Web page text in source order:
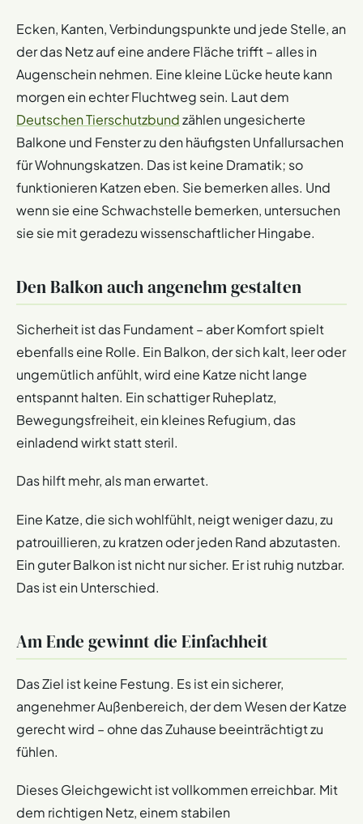
Ecken, Kanten, Verbindungspunkte und jede Stelle, an
der das Netz auf eine andere Fläche trifft – alles in
Augenschein nehmen. Eine kleine Lücke heute kann
morgen ein echter Fluchtweg sein. Laut dem
Deutschen Tierschutzbundzählen ungesicherte
Balkone und Fenster zu den häufigsten Unfallursachen
für Wohnungskatzen. Das ist keine Dramatik; so
funktionieren Katzen eben. Sie bemerken alles. Und
wenn sie eine Schwachstelle bemerken, untersuchen
sie sie mit geradezu wissenschaftlicher Hingabe.
Den Balkon auch angenehm gestalten
Sicherheit ist das Fundament – aber Komfort spielt
ebenfalls eine Rolle. Ein Balkon, der sich kalt, leer oder
ungemütlich anfühlt, wird eine Katze nicht lange
entspannt halten. Ein schattiger Ruheplatz,
Bewegungsfreiheit, ein kleines Refugium, das
einladend wirkt statt steril.
Das hilft mehr, als man erwartet.
Eine Katze, die sich wohlfühlt, neigt weniger dazu, zu
patrouillieren, zu kratzen oder jeden Rand abzutasten.
Ein guter Balkon ist nicht nur sicher. Er ist ruhig nutzbar.
Das ist ein Unterschied.
Am Ende gewinnt die Einfachheit
Das Ziel ist keine Festung. Es ist ein sicherer,
angenehmer Außenbereich, der dem Wesen der Katze
gerecht wird – ohne das Zuhause beeinträchtigt zu
fühlen.
Dieses Gleichgewicht ist vollkommen erreichbar. Mit
dem richtigen Netz, einem stabilen